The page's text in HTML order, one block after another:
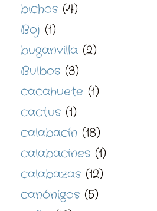
bichos (4)
Boj (1)
buganvilla (2)
Bulbos (3)
cacahuete (1)
cactus (1)
calabacín (18)
calabacines (1)
calabazas (12)
canónigos (5)